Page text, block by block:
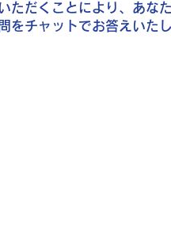
ただくことにより、あな
をチャットでお答えいたし